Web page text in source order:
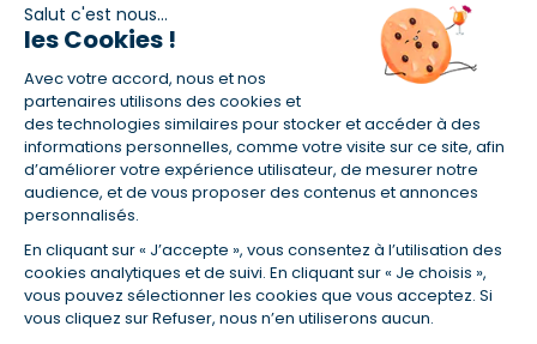
Salut c'est nous...
les Cookies !
Avec votre accord, nous et nos
partenaires utilisons des cookies et
des technologies similaires pour stocker et accéder à des
informations personnelles, comme votre visite sur ce site, afin
d’améliorer votre expérience utilisateur, de mesurer notre
audience, et de vous proposer des contenus et annonces
personnalisés.
En cliquant sur « J’accepte », vous consentez à l’utilisation des
cookies analytiques et de suivi. En cliquant sur « Je choisis »,
vous pouvez sélectionner les cookies que vous acceptez. Si
vous cliquez sur Refuser, nous n’en utiliserons aucun.
(1) Taux fixe national hors assurance et selon votre profil
(2) Économie de 65 % pour l'assurance d'un prêt amortissable de 330
457,23 € à 0,90 % sur 19,5 ans, accordé à un salarié non cadre assuré à
100 % (décès, PTIA, IPP, ITT, IPP) âgé de 36 ans fumeur et une personne
salariée non cadre assurée à 100 % (décès, PTIA, IPP, ITT, IPP) âgée de 35
ans et non-fumeur, tous deux sans risque médical connu. Au
14/07/2019, coût de l'assurance proposée par la banque 179,08 €/mois
en moyenne contre 64,60 €/mois en moyenne au 14/07/2022 avec
Empruntis.com (TAEA : 0,44 %, coût total de l'assurance : 15 117,65 €).
(3) Taux minimum pour un crédit consommation d'un montant fixé entre
5 000 et 20 000 euros, selon profil et durée.
(4) La diminution du montant des mensualités entraîne l'allongement
de la durée de remboursement ainsi que la hausse du coût total du